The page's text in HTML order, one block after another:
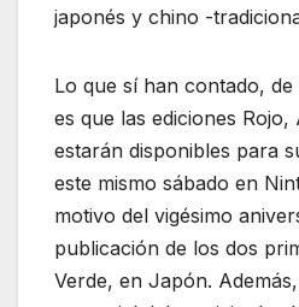
japonés y chino -
Lo que sí han contado,
es que las ediciones
estarán disponibles para
este mismo sábado en
motivo del vigésimo
publicación de los dos
Verde, en Japón.